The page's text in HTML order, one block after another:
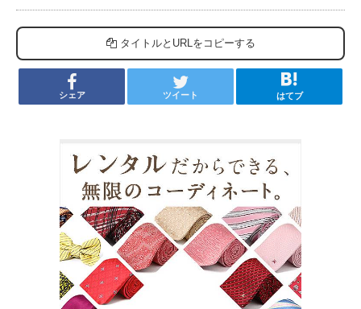
タイトルとURLをコピーする
シェア ツイート はてブ